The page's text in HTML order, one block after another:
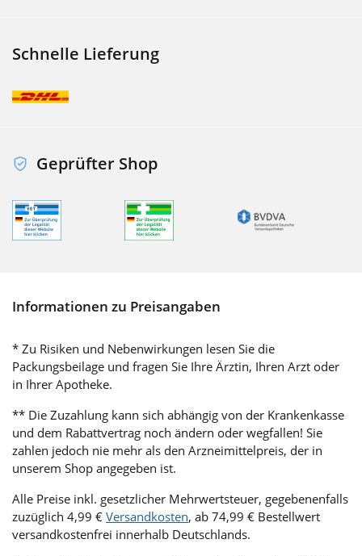
Schnelle Lieferung
Geprüfter Shop
Informationen zu Preisangaben
* Zu Risiken und Nebenwirkungen lesen Sie die
Packungsbeilage und fragen Sie Ihre Ärztin, Ihren Arzt oder
in Ihrer Apotheke.
** Die Zuzahlung kann sich abhängig von der Krankenkasse
und dem Rabattvertrag noch ändern oder wegfallen! Sie
zahlen jedoch nie mehr als den Arzneimittelpreis, der in
unserem Shop angegeben ist.
Alle Preise inkl. gesetzlicher Mehrwertsteuer, gegebenenfalls
zuzüglich 4,99 € Versandkosten, ab 74,99 € Bestellwert
versandkostenfrei innerhalb Deutschlands.